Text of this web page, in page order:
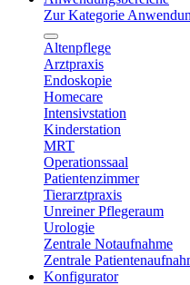
Zur Kategorie
Altenpflege
Arztpraxis
Endoskopie
Homecare
Intensivstation
Kinderstation
MRT
Operationssaal
Patientenzimmer
Tierarztpraxis
Unreiner Pflegeraum
Urologie
Zentrale Notaufnahme
Zentrale
Konfigurator